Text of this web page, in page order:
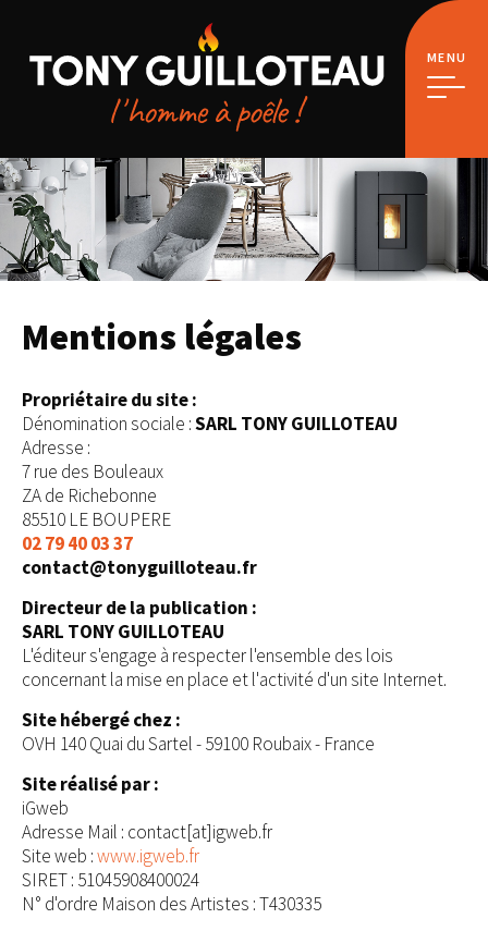
MENU
Mentions légales
Propriétaire du site :
Dénomination sociale :SARL TONY GUILLOTEAU
Adresse :
7 rue des Bouleaux
ZA de Richebonne
85510 LE BOUPERE
02 79 40 03 37
contact@tonyguilloteau.fr
Directeur de la publication :
SARL TONY GUILLOTEAU
L'éditeur s'engage à respecter l'ensemble des lois
concernant la mise en place et l'activité d'un site Internet.
Site hébergé chez :
OVH 140 Quai du Sartel - 59100 Roubaix - France
Site réalisé par :
iGweb
Adresse Mail : contact[at]igweb.fr
Site web :www.igweb.fr
SIRET : 51045908400024
N° d'ordre Maison des Artistes : T430335